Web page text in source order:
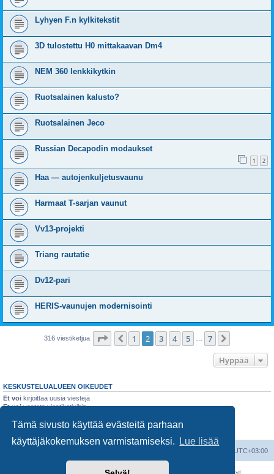
Tämä sivusto käyttää evästeitä parhaan
käyttäjäkokemuksen varmistamiseksi.
Lue lisää
Lyhyen F.n kylkitekstit
3D tulostettu H0 mittakaavan Dm4
NEM 360 lenkkikytkin
Ruotsalainen kalusto?
Ruotsalainen Jeco
Russian Decapodin modaukset
1 2
Haa — autojenkuljetusvaunu
Harmaat T-sarjan vaunut
Vv13-projekti
Triang rautatie
Dv12-pari
HERIS-vaunujen modernisointi
316 viestiketjua Sivu /7
Edellinen
1 2 3 4 5 7
Hyppää
KESKUSTELUALUEEN OIKEUDET
Et voi kirjoittaa uusia viestejä
Et voivastata viestiketjuihin
Et voipoistaa omia viestejäsi
lähettää liitetiedostoja
UTC+03:00